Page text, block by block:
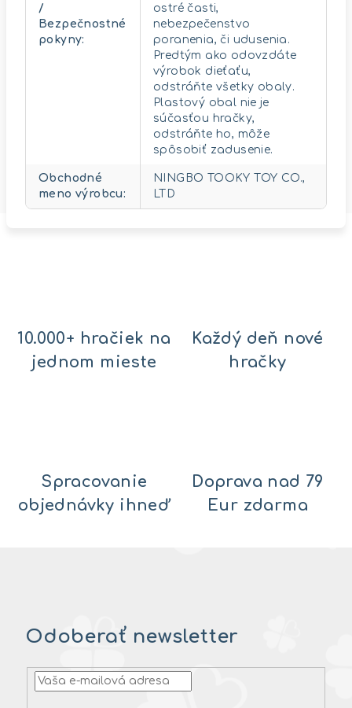
/
Bezpečnostné
pokyny:
ostré časti,
nebezpečenstvo
poranenia, či udusenia.
Predtým ako odovzdáte
výrobok dieťaťu,
odstráňte všetky obaly.
Plastový obal nie je
súčasťou hračky,
odstráňte ho, môže
spôsobiť zadusenie.
Obchodné
meno výrobcu:
NINGBO TOOKY TOY CO.,
LTD
10.000+ hračiek na
jednom mieste
Každý deň nové
hračky
Spracovanie
objednávky ihneď
Doprava nad 79
Eur zdarma
Odoberať newsletter